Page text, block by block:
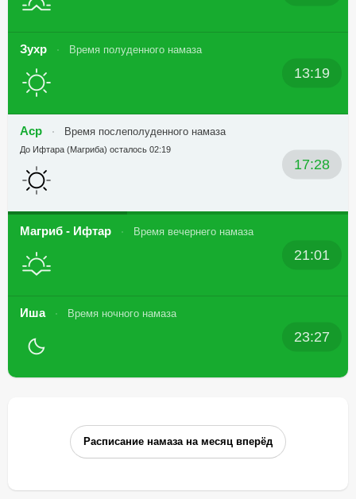
Зухр Время полуденного намаза
13:19
Аср Время послеполуденного намаза
17:28
До Ифтара (Магриба) осталось 02:19
Магриб - Ифтар Время вечернего намаза
21:01
Иша Время ночного намаза
23:27
Расписание намаза на месяц вперёд